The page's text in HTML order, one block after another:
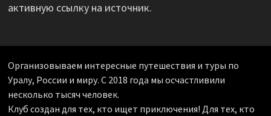
активную ссылку на источник.
Организовываем интересные путешествия и туры по
Уралу, России и миру. С 2018 года мы осчастливили
несколько тысяч человек.
Клуб создан для тех, кто ищет приключения! Для тех, кто